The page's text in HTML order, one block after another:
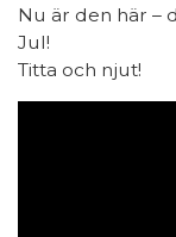
Nu är den här –
Jul!
Titta och njut!